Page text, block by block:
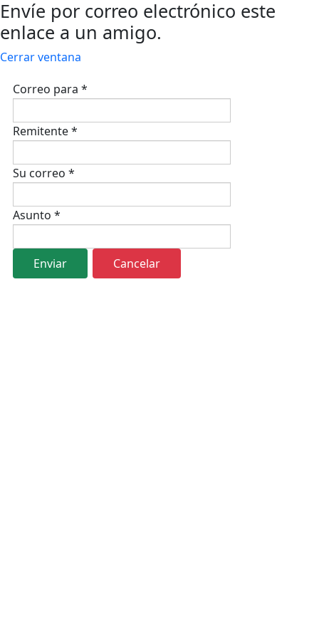
Envíe por correo electrónico este
enlace a un amigo.
Cerrar ventana
Correo para *
Remitente*
Su correo *
Asunto *
Enviar Cancelar